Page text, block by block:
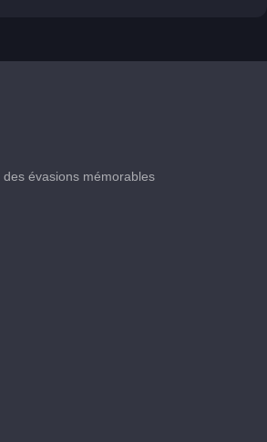
évasions mémorables